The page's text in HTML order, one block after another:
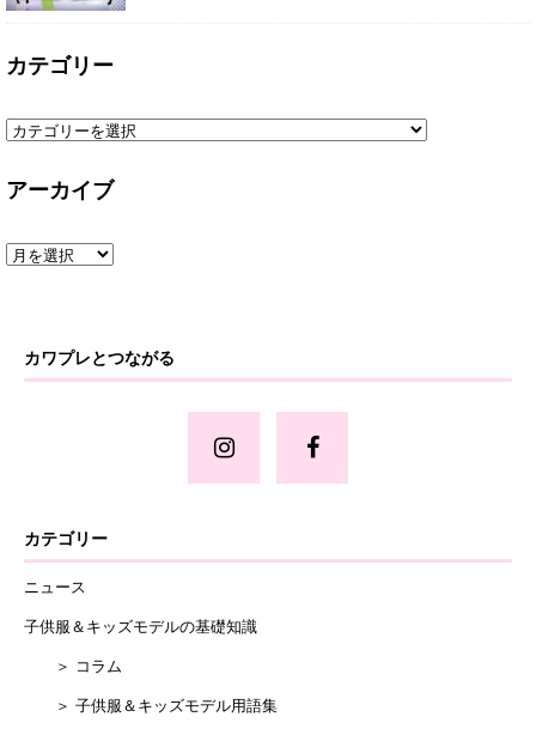
カテゴリー
アーカイブ
カワプレとつながる
カテゴリー
ニュース
子供服＆キッズモデルの基礎知識
＞ コラム
＞ 子供服＆キッズモデル用語集